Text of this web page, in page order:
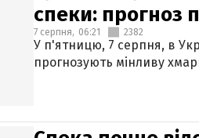
спеки: прогноз
7 серпня, 06:21 2382
У п'ятницю, 7 серпня, в
прогнозують мінливу